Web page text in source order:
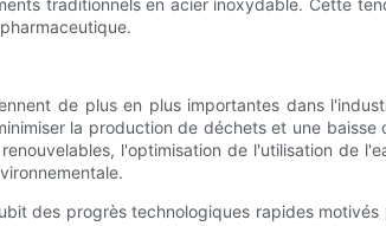
traditionnels en acier inoxydable. Cette
de plus en plus importantes dans
la production de déchets et une
l'optimisation de l'utilisation de
des progrès technologiques rapides